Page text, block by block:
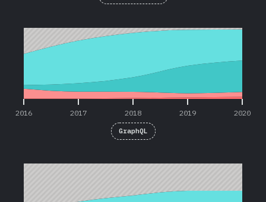
2016 2017 2018 2019 2020
GraphQL